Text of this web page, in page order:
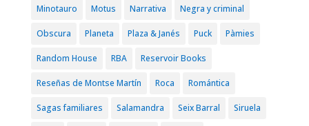
Minotauro Motus Narrativa Negra y criminal
Obscura Planeta Plaza & Janés Puck Pàmies
Random House RBA Reservoir Books
Reseñas de Montse Martín Roca Romántica
Sagas familiares Salamandra Seix Barral Siruela